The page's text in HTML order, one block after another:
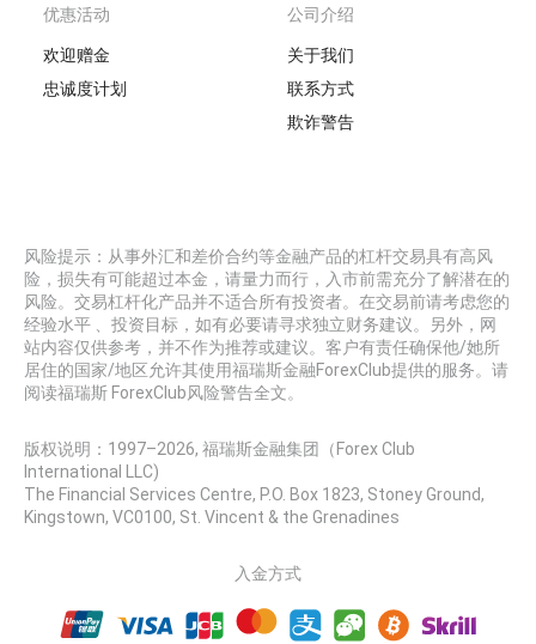
优惠活动
欢迎赠金
忠诚度计划
公司介绍
关于我们
联系方式
欺诈警告
风险提示：从事外汇和差价合约等金融产品的杠杆交易具有高风
险，损失有可能超过本金，请量力而行，入市前需充分了解潜在的
风险。交易杠杆化产品并不适合所有投资者。在交易前请考虑您的
经验水平 、投资目标，如有必要请寻求独立财务建议。另外，网
站内容仅供参考，并不作为推荐或建议。客户有责任确保他/她所
居住的国家/地区允许其使用福瑞斯金融ForexClub提供的服务。请
阅读福瑞斯 ForexClub风险警告全文。
版权说明：1997–2026, 福瑞斯金融集团（Forex Club
International LLC)
The Financial Services Centre, P.O. Box 1823, Stoney Ground,
Kingstown, VC0100, St. Vincent & the Grenadines
入金方式